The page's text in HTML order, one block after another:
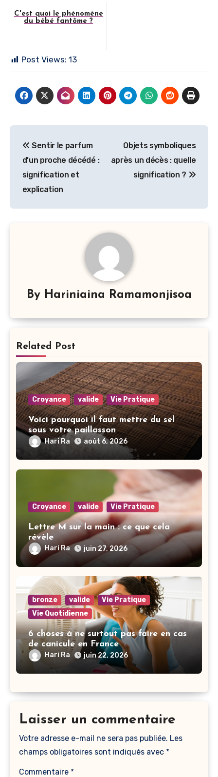
C'est quoi le phénomène
du bébé fantôme ?
Post Views: 13
de
l’article
Sentir le parfum
d’un proche décédé :
signification et
explication
Objets symboliques
après un décès : quelle
signification ?
By Hariniaina Ramamonjisoa
Related Post
Croyance valide Vie Pratique
Voici pourquoi il faut mettre du sel
sous votre paillasson
Hari Ra août 6, 2026
Croyance valide Vie Pratique
Lettre M sur la main : ce que cela
révèle
Hari Ra juin 27, 2026
bronze valide
Vie Pratique
Vie Quotidienne
6 choses à ne surtout pas faire en cas
de canicule en France
Hari Ra juin 22, 2026
Laisser un commentaire
Votre adresse e-mail ne sera pas publiée. Les
champs obligatoires sont indiqués avec *
Commentaire *